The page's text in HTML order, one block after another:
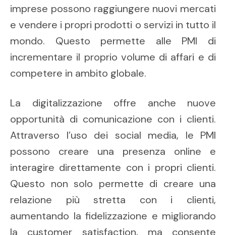
imprese possono raggiungere nuovi mercati
e vendere i propri prodotti o servizi in tutto il
mondo. Questo permette alle PMI di
incrementare il proprio volume di affari e di
competere in ambito globale.
La digitalizzazione offre anche nuove
opportunità di comunicazione con i clienti.
Attraverso l’uso dei social media, le PMI
possono creare una presenza online e
interagire direttamente con i propri clienti.
Questo non solo permette di creare una
relazione più stretta con i clienti,
aumentando la fidelizzazione e migliorando
la customer satisfaction, ma consente